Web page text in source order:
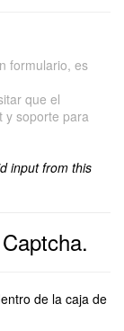
formulario, es
que el
y soporte para
input from this
de la caja de